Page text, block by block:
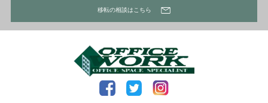
移転の相談はこちら